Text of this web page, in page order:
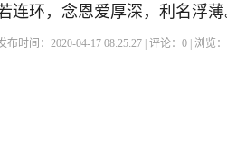
连环，念恩爱厚深，利名浮
布时间：2020-04-17 08:25:27 | 评论：0 | 浏览：